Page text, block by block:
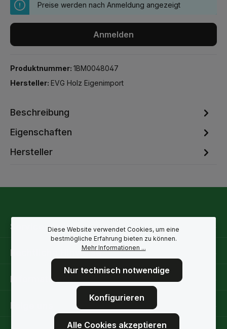
Preise werden nach Anmeldung angezeigt
Anmelden
Produktnummer: 1BM0048047
Hersteller: EVG Holz Eigenimport
Beschreibung
Eigenschaften
Hersteller
Service-Hotline
Rechtliche Hinweise
Informationen
Folge uns
Diese Website verwendet Cookies, um eine
bestmögliche Erfahrung bieten zu können.
Mehr Informationen ...
Nur technisch notwendige
Konfigurieren
Alle Cookies akzeptieren